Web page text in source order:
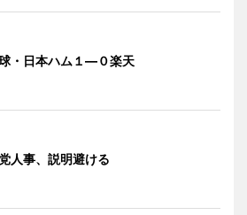
・日本ハム１―０楽天
人事、説明避ける